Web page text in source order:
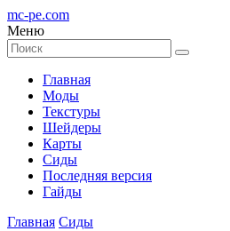
mc-pe.com
Меню
Главная
Моды
Текстуры
Шейдеры
Карты
Сиды
Последняя версия
Гайды
Главная Сиды